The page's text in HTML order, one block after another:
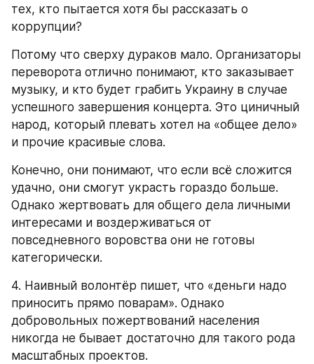
тех, кто пытается хотя бы рассказать о
коррупции?
Потому что сверху дураков мало. Организаторы
переворота отлично понимают, кто заказывает
музыку, и кто будет грабить Украину в случае
успешного завершения концерта. Это циничный
народ, который плевать хотел на «общее дело»
и прочие красивые слова.
Конечно, они понимают, что если всё сложится
удачно, они смогут украсть гораздо больше.
Однако жертвовать для общего дела личными
интересами и воздерживаться от
повседневного воровства они не готовы
категорически.
4. Наивный волонтёр пишет, что «деньги надо
приносить прямо поварам». Однако
добровольных пожертвований населения
никогда не бывает достаточно для такого рода
масштабных проектов.